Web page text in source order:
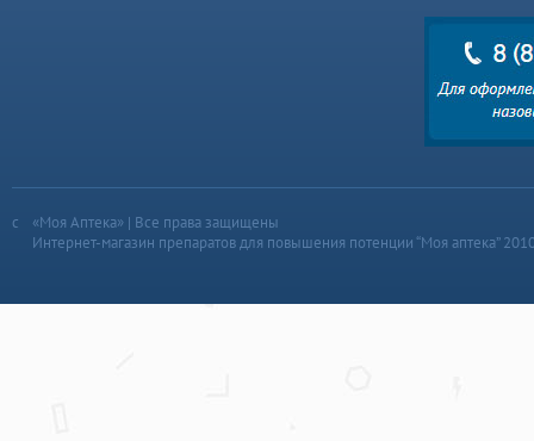
«Моя Аптека» | Все права защищены
Интернет-магазин препаратов для повышения потенции “Моя аптека”